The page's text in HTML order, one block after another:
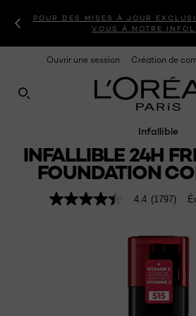
POUR DES MISES À JOUR
VOUS À NOTRE
Ouvrir une session Création de
RECHERCHE CE SITE
Infallible
INFALLIBLE 24H
FOUNDATION
4.4
4.4 (1797)